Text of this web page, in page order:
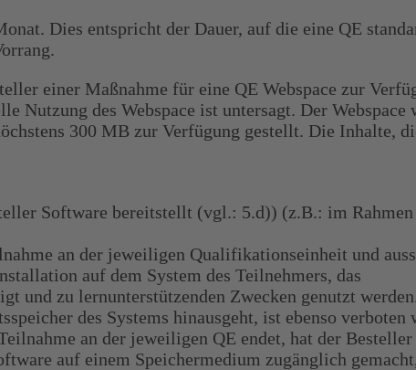
Dies entspricht der Dauer, auf die eine QE
einer Maßnahme für eine QE Webspace zur
Nutzung des Webspace ist untersagt. Der
300 MB zur Verfügung gestellt. Die Inhalte,
Software bereitstellt (vgl.: 5.d)) (z.B.: im
an der jeweiligen Qualifikationseinheit und
auf dem System des Teilnehmers, das
und zu lernunterstützenden Zwecken genutzt
des Systems hinausgeht, ist ebenso
an der jeweiligen QE endet, hat der
auf einem Speichermedium zugänglich